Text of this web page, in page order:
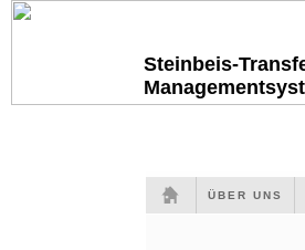
Steinbeis-
ÜBER UNS